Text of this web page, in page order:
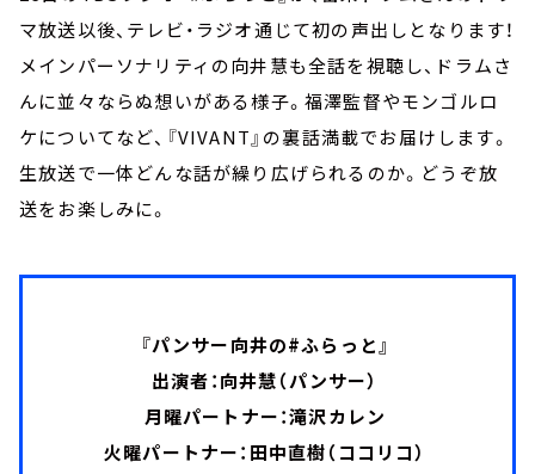
マ放送以後、テレビ・ラジオ通じて初の声出しとなります！
メインパーソナリティの向井慧も全話を視聴し、ドラムさ
んに並々ならぬ想いがある様子。福澤監督やモンゴルロ
ケについてなど、『VIVANT』の裏話満載でお届けします。
生放送で一体どんな話が繰り広げられるのか。どうぞ放
送をお楽しみに。
『パンサー向井の#ふらっと』
出演者：向井慧（パンサー）
月曜パートナー：滝沢カレン
火曜パートナー：田中直樹（ココリコ）